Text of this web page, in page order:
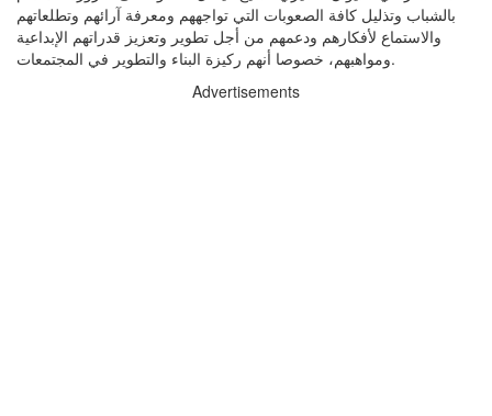
بالشباب وتذليل كافة الصعوبات التي تواجههم ومعرفة آرائهم وتطلعاتهم
والاستماع لأفكارهم ودعمهم من أجل تطوير وتعزيز قدراتهم الإبداعية
ومواهبهم، خصوصا أنهم ركيزة البناء والتطوير في المجتمعات.
Advertisements